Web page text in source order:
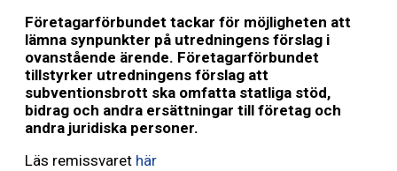
Företagarförbundet tackar för möjligheten att
lämna synpunkter på utredningens förslag i
ovanstående ärende. Företagarförbundet
tillstyrker utredningens förslag att
subventionsbrott ska omfatta statliga stöd,
bidrag och andra ersättningar till företag och
andra juridiska personer.
Läs remissvaret här